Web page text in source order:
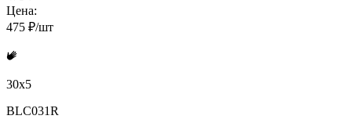
Цена:
475 ₽/шт
30x5
BLC031R